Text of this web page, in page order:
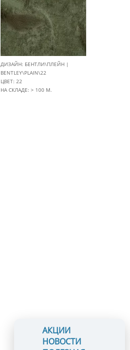
ДИЗАЙН: БЕНТЛИ\ПЛЕЙН |
BENTLEY\PLAIN\22
ЦВЕТ: 22
НА СКЛАДЕ: > 100 М.
АКЦИИ
НОВОСТИ